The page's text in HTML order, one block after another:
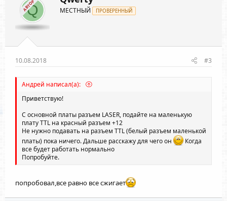
АВТОР
Q МЕСТНЫЙ ПРОВЕРЕННЫЙ
10.08.2018 #3
Андрей написал(а):
Приветствую!
С основной платы разъем LASER, подайте на маленькую
плату TTL на красный разъем +12
Не нужно подавать на разъем TTL (белый разъем маленькой
платы) пока ничего. Дальше расскажу для чего он
Когда
все будет работать нормально
Попробуйте.
попробовал,все равно все сжигает